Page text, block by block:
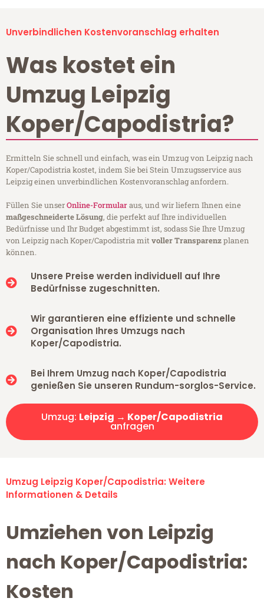
Unverbindlichen Kostenvoranschlag erhalten
Was kostet ein
Umzug Leipzig
Koper/Capodistria?
Ermitteln Sie schnell und einfach, was ein Umzug von Leipzig nach
Koper/Capodistria kostet, indem Sie bei Stein Umzugsservice aus
Leipzig einen unverbindlichen Kostenvoranschlag anfordern.
Füllen Sie unserOnline-Formularaus, und wir liefern Ihnen eine
maßgeschneiderte Lösung, die perfekt auf Ihre individuellen
Bedürfnisse und Ihr Budget abgestimmt ist, sodass Sie Ihre Umzug
von Leipzig nach Koper/Capodistria mitvoller Transparenzplanen
können.
Unsere Preise werden individuell auf Ihre
Bedürfnisse zugeschnitten.
Wir garantieren eine effiziente und schnelle
Organisation Ihres Umzugs nach
Koper/Capodistria.
Bei Ihrem Umzug nach Koper/Capodistria
genießen Sie unseren Rundum-sorglos-Service.
Umzug: Leipzig → Koper/Capodistria
anfragen
Umzug Leipzig Koper/Capodistria: Weitere
Informationen & Details
Umziehen von Leipzig
nach Koper/Capodistria:
Kosten